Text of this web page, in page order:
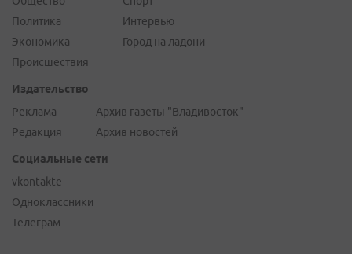
Политика
Экономика
Происшествия
Интервью
Город на ладони
Издательство
Реклама
Редакция
Архив газеты "Владивосток"
Архив новостей
Социальные сети
vkontakte
Одноклассники
Телеграм